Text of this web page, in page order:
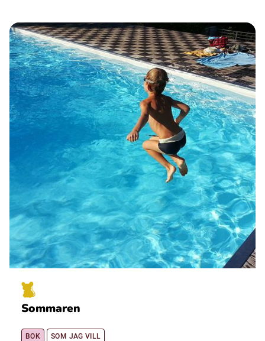
Sommaren
BOK SOM JAG VILL